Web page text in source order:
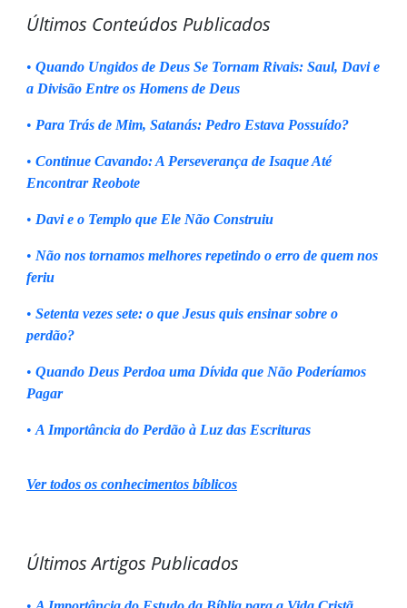
Últimos Conteúdos Publicados
• Quando Ungidos de Deus Se Tornam Rivais: Saul, Davi e
a Divisão Entre os Homens de Deus
• Para Trás de Mim, Satanás: Pedro Estava Possuído?
• Continue Cavando: A Perseverança de Isaque Até
Encontrar Reobote
• Davi e o Templo que Ele Não Construiu
• Não nos tornamos melhores repetindo o erro de quem nos
feriu
• Setenta vezes sete: o que Jesus quis ensinar sobre o
perdão?
• Quando Deus Perdoa uma Dívida que Não Poderíamos
Pagar
• A Importância do Perdão à Luz das Escrituras
Ver todos os conhecimentos bíblicos
Últimos Artigos Publicados